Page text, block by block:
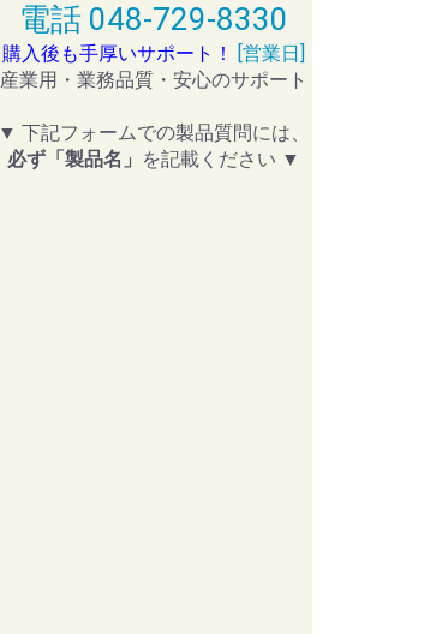
電話 048-729-8330
購入後も手厚いサポート！
[営業日]
産業用・業務品質・安心のサポート
▼ 下記フォームでの製品質問には、
必ず「製品名」 を記載ください ▼